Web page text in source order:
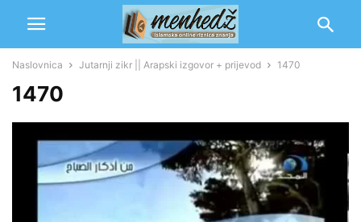
Naslovnica Jutarnji zikr || Arapski izgovor + prijevod 1470
1470